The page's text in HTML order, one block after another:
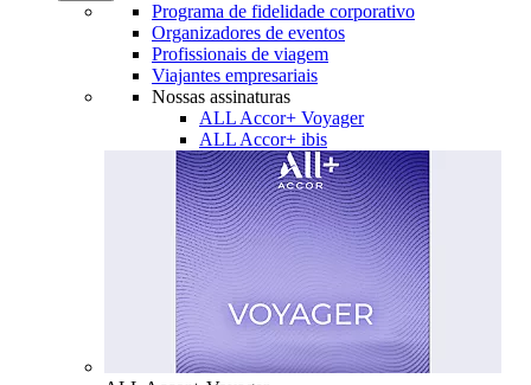
Programa de fidelidade corporativo
Organizadores de eventos
Profissionais de viagem
Viajantes empresariais
Nossas assinaturas
ALL Accor+ Voyager
ALL Accor+ ibis